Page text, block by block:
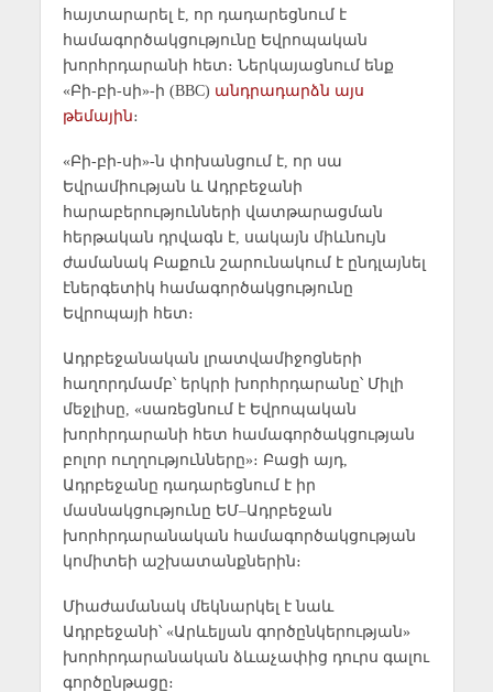
հայտարարել է, որ դադարեցնում է
համագործակցությունը Եվրոպական
խորհրդարանի հետ։ Ներկայացնում ենք
«Բի-բի-սի»-ի (BBC) անդրադարձն այս
թեմային։
«Բի-բի-սի»-ն փոխանցում է, որ սա
Եվրամիության և Ադրբեջանի
հարաբերությունների վատթարացման
հերթական դրվագն է, սակայն միևնույն
ժամանակ Բաքուն շարունակում է ընդլայնել
էներգետիկ համագործակցությունը
Եվրոպայի հետ։
Ադրբեջանական լրատվամիջոցների
հաղորդմամբ՝ երկրի խորհրդարանը՝ Միլի
մեջլիսը, «սառեցնում է Եվրոպական
խորհրդարանի հետ համագործակցության
բոլոր ուղղությունները»։ Բացի այդ,
Ադրբեջանը դադարեցնում է իր
մասնակցությունը ԵՄ–Ադրբեջան
խորհրդարանական համագործակցության
կոմիտեի աշխատանքներին։
Միաժամանակ մեկնարկել է նաև
Ադրբեջանի՝ «Արևելյան գործընկերության»
խորհրդարանական ձևաչափից դուրս գալու
գործընթացը։